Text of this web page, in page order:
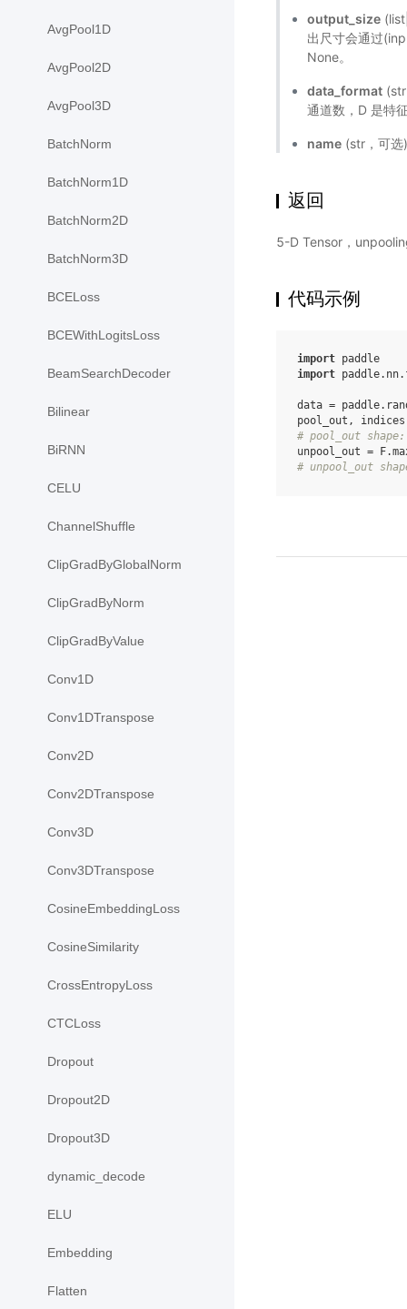
AvgPool1D
AvgPool2D
AvgPool3D
BatchNorm
BatchNorm1D
BatchNorm2D
BatchNorm3D
BCELoss
BCEWithLogitsLoss
BeamSearchDecoder
Bilinear
BiRNN
CELU
ChannelShuffle
ClipGradByGlobalNorm
ClipGradByNorm
ClipGradByValue
Conv1D
Conv1DTranspose
Conv2D
Conv2DTranspose
Conv3D
Conv3DTranspose
CosineEmbeddingLoss
CosineSimilarity
CrossEntropyLoss
CTCLoss
Dropout
Dropout2D
Dropout3D
dynamic_decode
ELU
Embedding
Flatten
output_size
出尺寸会通过
None。
data_format
通道数，D 是特
name (str，可
返回
5-D Tensor，
代码示例
import paddle
import
data = paddle.
pool_out ,
indices
# pool_out
unpool_out = F.
# unpool_out